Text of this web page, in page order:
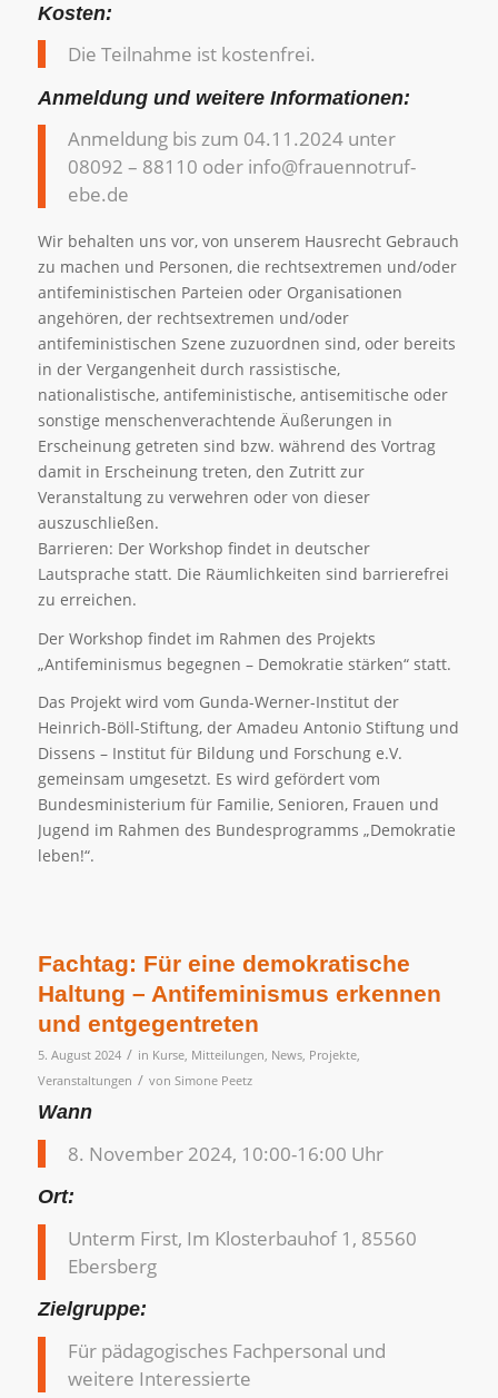
Kosten:
Die Teilnahme ist kostenfrei.
Anmeldung und weitere Informationen:
Anmeldung bis zum 04.11.2024 unter
08092 – 88110 oder info@frauennotruf-
ebe.de
Wir behalten uns vor, von unserem Hausrecht Gebrauch
zu machen und Personen, die rechtsextremen und/oder
antifeministischen Parteien oder Organisationen
angehören, der rechtsextremen und/oder
antifeministischen Szene zuzuordnen sind, oder bereits
in der Vergangenheit durch rassistische,
nationalistische, antifeministische, antisemitische oder
sonstige menschenverachtende Äußerungen in
Erscheinung getreten sind bzw. während des Vortrag
damit in Erscheinung treten, den Zutritt zur
Veranstaltung zu verwehren oder von dieser
auszuschließen.
Barrieren: Der Workshop findet in deutscher
Lautsprache statt. Die Räumlichkeiten sind barrierefrei
zu erreichen.
Der Workshop findet im Rahmen des Projekts
„Antifeminismus begegnen – Demokratie stärken“ statt.
Das Projekt wird vom Gunda-Werner-Institut der
Heinrich-Böll-Stiftung, der Amadeu Antonio Stiftung und
Dissens – Institut für Bildung und Forschung e.V.
gemeinsam umgesetzt. Es wird gefördert vom
Bundesministerium für Familie, Senioren, Frauen und
Jugend im Rahmen des Bundesprogramms „Demokratie
leben!“.
Fachtag: Für eine demokratische
Haltung – Antifeminismus erkennen
und entgegentreten
5. August 2024 / in Kurse, Mitteilungen, News, Projekte,
Veranstaltungen / von Simone Peetz
Wann
8. November 2024, 10:00-16:00 Uhr
Ort:
Unterm First, Im Klosterbauhof 1, 85560
Ebersberg
Zielgruppe:
Für pädagogisches Fachpersonal und
weitere Interessierte